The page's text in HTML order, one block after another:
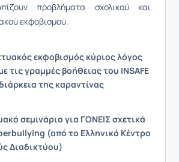
προβλήματα σχολικού και
εκφοβισμού.
εκφοβισμός κύριος λόγος
τις γραμμές βοήθειας του INSAFE
της καραντίνας
σεμινάριο για ΓΟΝΕΙΣ σχετικά
(από το Ελληνικό Κέντρο
Διαδικτύου)